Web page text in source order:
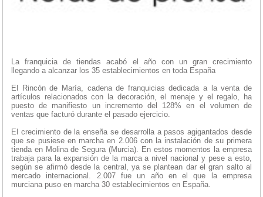
La franquicia de tiendas acabó el año con un gran crecimiento
llegando a alcanzar los 35 establecimientos en toda España
El Rincón de María, cadena de franquicias dedicada a la venta de
artículos relacionados con la decoración, el menaje y el regalo, ha
puesto de manifiesto un incremento del 128% en el volumen de
ventas que facturó durante el pasado ejercicio.
El crecimiento de la enseña se desarrolla a pasos agigantados desde
que se pusiese en marcha en 2.006 con la instalación de su primera
tienda en Molina de Segura (Murcia). En estos momentos la empresa
trabaja para la expansión de la marca a nivel nacional y pese a esto,
según se afirmó desde la central, ya se plantean dar el gran salto al
mercado internacional. 2.007 fue un año en el que la empresa
murciana puso en marcha 30 establecimientos en España.